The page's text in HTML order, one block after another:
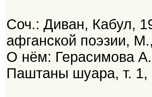
Соч.: Диван, Кабул,
афганской поэзии,
О нём: Герасимова
Паштаны шуара, т. 1,